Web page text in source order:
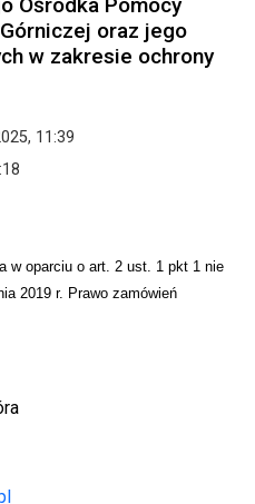
oraz jego
w zakresie ochrony
11:39
w oparciu o art. 2 ust. 1 pkt 1 nie
2019 r. Prawo zamówień